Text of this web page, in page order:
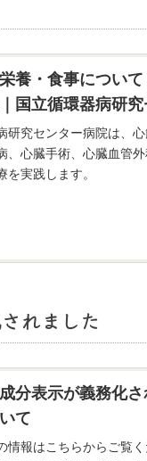
養・食事につい
国立循環器病研
研究センター病院は、心
、心臓手術、心臓血管
実践します。
れました
分表示が義務化
て
ちらからご覧ください。 →はこ